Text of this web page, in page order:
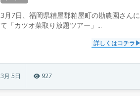
3月7日、福岡県糟屋郡粕屋町の勘農園さんに
て「カツオ菜取り放題ツアー」...
詳しくはコチラ
3月 5日 927